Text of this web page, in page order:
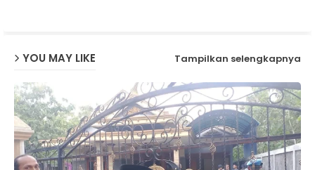
YOU MAY LIKE Tampilkan selengkapnya